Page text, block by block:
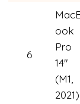
6
ook
Pro
14″
(M1,
2021)